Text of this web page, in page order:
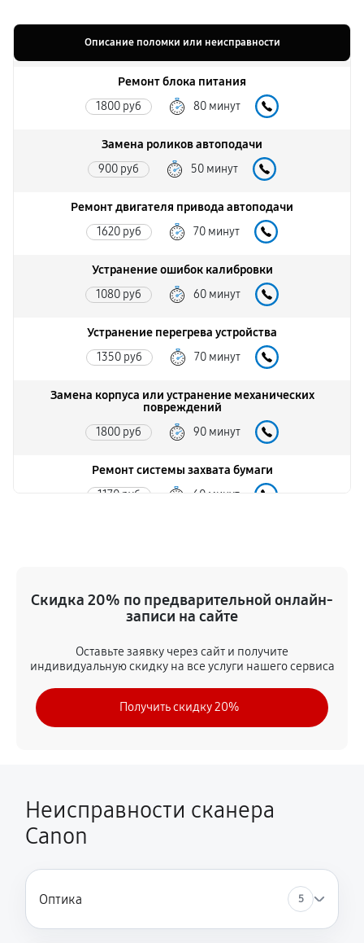
Описание поломки или неисправности
Ремонт блока питания
1800 руб 80 минут
Замена роликов автоподачи
900 руб 50 минут
Ремонт двигателя привода автоподачи
1620 руб 70 минут
Устранение ошибок калибровки
1080 руб 60 минут
Устранение перегрева устройства
1350 руб 70 минут
Замена корпуса или устранение механических
повреждений
1800 руб 90 минут
Ремонт системы захвата бумаги
1170 руб 60 минут
Устранение ошибки подключения
720 руб 40 минут
Ремонт системы автоподачи документов (ADF)
1350 руб 50 минут
1350 руб 60 минут
900 руб 40 минут
Скидка 20% по предварительной онлайн-
записи на сайте
Оставьте заявку через сайт и получите
индивидуальную скидку на все услуги нашего сервиса
Получить скидку 20%
Неисправности сканера
Canon
Оптика 5